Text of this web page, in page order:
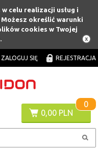
celu realizacji usług i
określić warunki
cookies w Twojej
ZALOGUJ SIĘ REJESTRACJA
0,00 PLN
0